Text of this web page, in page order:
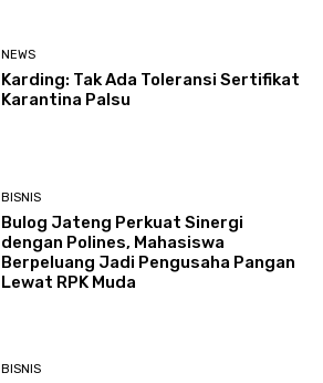
NEWS
Karding: Tak Ada Toleransi Sertifikat
Karantina Palsu
BISNIS
Bulog Jateng Perkuat Sinergi
dengan Polines, Mahasiswa
Berpeluang Jadi Pengusaha Pangan
Lewat RPK Muda
BISNIS